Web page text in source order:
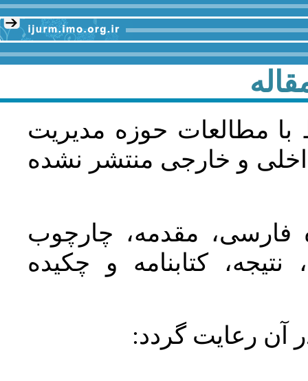
با مطالعات حوزه مديريت
و خارجی منتشر نشده
فارسی، مقدمه، چارچوب
کتابنامه و چکیده
آن رعايت گردد: